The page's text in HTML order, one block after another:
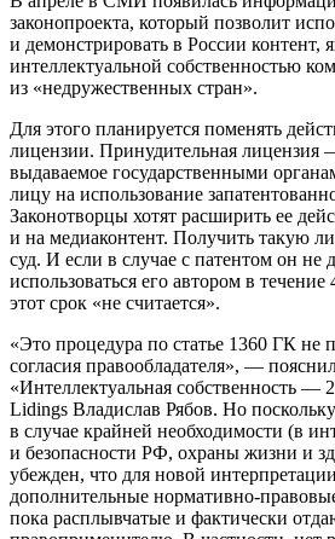
законопроекта, который позволит
и демонстрировать в России контент,
интеллектуальной собственностью
из «недружественных стран».
Для этого планируется поменять
лицензии. Принудительная лицензия
выдаваемое государственными
лицу на использование
Законотворцы хотят расширить ее
и на медиаконтент. Получить такую
суд. И если в случае с патентом он не
использоваться его автором в течение
этот срок «не считается».
«Это процедура по статье 1360 ГК не
согласия правообладателя», —
«Интеллектуальная собственность —
Lidings Владислав Рябов. Но
в случае крайней необходимости (в
и безопасности РФ, охраны жизни и
убежден, что для новой
дополнительные нормативно-
пока расплывчатые и фактически